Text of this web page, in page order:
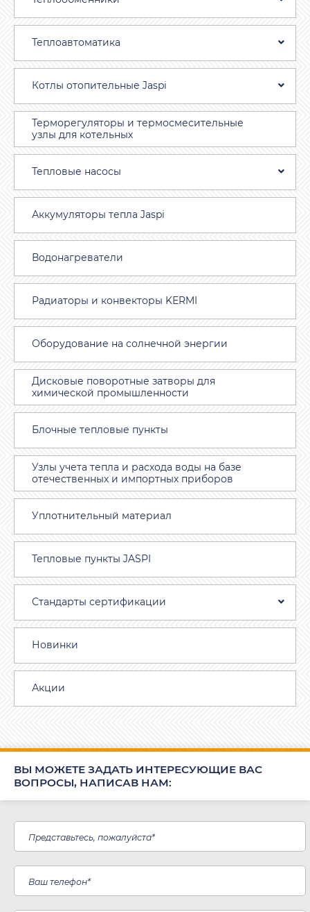
Теплоавтоматика
Котлы отопительные Jaspi
Терморегуляторы и термосмесительные
узлы для котельных
Тепловые насосы
Аккумуляторы тепла Jaspi
Водонагреватели
Радиаторы и конвекторы KERMI
Оборудование на солнечной энергии
Дисковые поворотные затворы для
химической промышленности
Блочные тепловые пункты
Узлы учета тепла и расхода воды на базе
отечественных и импортных приборов
Уплотнительный материал
Тепловые пункты JASPI
Стандарты сертификации
Новинки
Акции
ВЫ МОЖЕТЕ ЗАДАТЬ ИНТЕРЕСУЮЩИЕ ВАС
ВОПРОСЫ, НАПИСАВ НАМ: